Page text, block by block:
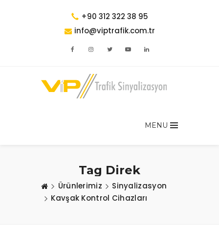
+90 312 322 38 95
info@viptrafik.com.tr
MENU
Tag Direk
Ürünlerimiz
Sinyalizasyon
Kavşak Kontrol Cihazları